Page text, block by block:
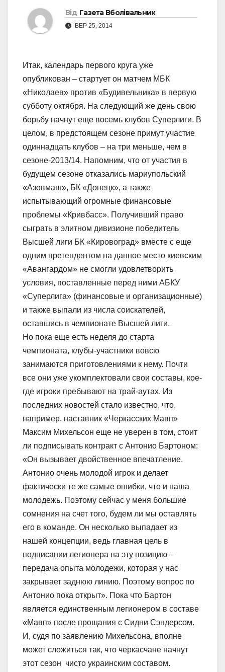
Від Газета Вболівальник
ВЕР 25, 2014
Итак, календарь первого круга уже
опубликован – стартует он матчем МБК
«Николаев» против «Будивельника» в первую
субботу октября. На следующий же день свою
борьбу начнут еще восемь клубов Суперлиги. В
целом, в предстоящем сезоне примут участие
одиннадцать клубов – на три меньше, чем в
сезоне-2013/14. Напомним, что от участия в
будущем сезоне отказались мариупольский
«Азовмаш», БК «Донецк», а также
испытывающий огромные финансовые
проблемы «Кривбасс». Получивший право
сыграть в элитном дивизионе победитель
Высшей лиги БК «Кировоград» вместе с еще
одним претендентом на данное место киевским
«Авангардом» не смогли удовлетворить
условия, поставленные перед ними АБКУ
«Суперлига» (финансовые и организационные)
и также выпали из числа соискателей,
оставшись в чемпионате Высшей лиги.
Но пока еще есть неделя до старта
чемпионата, клубы-участники вовсю
занимаются приготовлениями к нему. Почти
все они уже укомплектовали свои составы, кое-
где игроки пребывают на трай-аутах. Из
последних новостей стало известно, что,
например, наставник «Черкасских Мавп»
Максим Михельсон еще не уверен в том, стоит
ли подписывать контракт с Антонио Бартоном:
«Он вызывает двойственное впечатление.
Антонио очень молодой игрок и делает
фактически те же самые ошибки, что и наша
молодежь. Поэтому сейчас у меня большие
сомнения на счет того, будем ли мы оставлять
его в команде. Он несколько выпадает из
нашей концепции, ведь главная цель в
подписании легионера на эту позицию –
передача опыта молодежи, которая у нас
закрывает заднюю линию. Поэтому вопрос по
Антонио пока открыт». Пока что Бартон
является единственным легионером в составе
«Мавп» после прощания с Сидни Сэндерсом.
И, судя по заявлению Михельсона, вполне
может сложиться так, что черкасчане начнут
этот сезон чисто украинским составом.